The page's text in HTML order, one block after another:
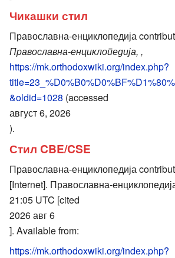
Чикашки стил
Православна-енциклопедија
Православна-енциклопедија, ,
https://mk.orthodoxwiki.org/index.php?
&oldid=1028 (accessed
август 6, 2026
).
Стил CBE/CSE
Православна-енциклопедија
[Internet]. Православна-
21:05 UTC [cited
2026 авг 6
]. Available from:
https://mk.orthodoxwiki.org/index.php?